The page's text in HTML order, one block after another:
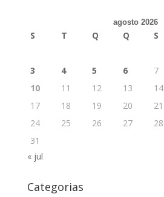
agosto 2026
S T Q Q S
3
4 5 6 7
10
11 12 13 14
17
18 19 20 21
24
25 26 27 28
31
« jul
Categorias